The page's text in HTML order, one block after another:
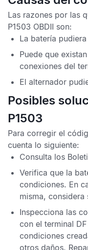
Las razones por las
P1503 OBDII son:
La batería
Puede que
conexiones del
El alternador
Posibles
P1503
Para corregir el
cuenta lo siguiente:
Consulta los
Verifica que la
condiciones. En
misma, considera
Inspecciona las
con el terminal
condiciones
otros daños.